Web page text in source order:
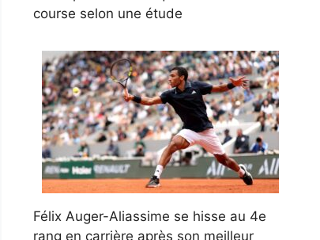
course selon une étude
Félix Auger-Aliassime se hisse au 4e
rang en carrière après son meilleur